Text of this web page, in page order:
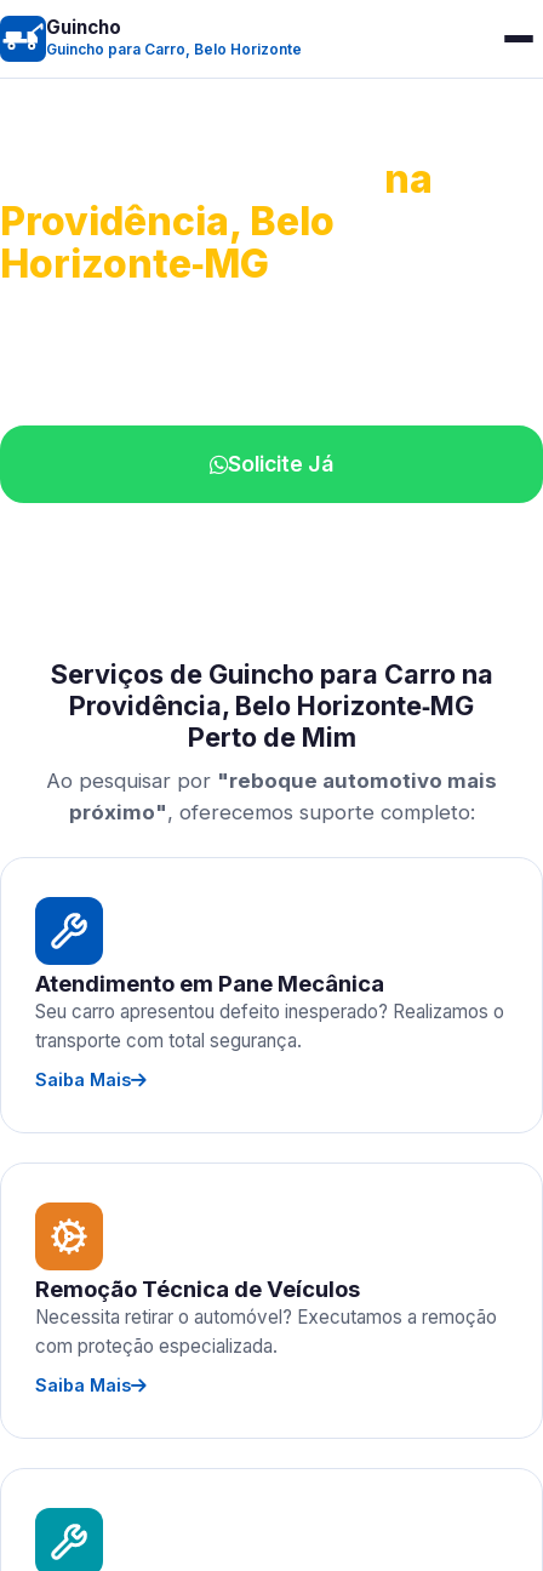
Guincho
Guincho para Carro, Belo Horizonte
na
Providência, Belo
Horizonte‑MG
Solicite Já
Serviços de Guincho para Carro na
Providência, Belo Horizonte‑MG
Perto de Mim
Ao pesquisar por "reboque automotivo mais
próximo", oferecemos suporte completo:
Atendimento em Pane Mecânica
Seu carro apresentou defeito inesperado? Realizamos o
transporte com total segurança.
Saiba Mais
Remoção Técnica de Veículos
Necessita retirar o automóvel? Executamos a remoção
com proteção especializada.
Saiba Mais